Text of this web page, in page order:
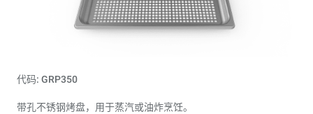
代码: GRP350
带孔不锈钢烤盘，用于蒸汽或油炸烹饪。